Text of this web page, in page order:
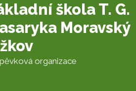
škola T. G.
Moravský
organizace